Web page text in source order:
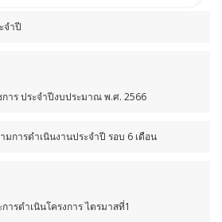
จำปี
ร ประจำปีงบประมาณ พ.ศ. 2566
การดำเนินงานประจำปี รอบ 6 เดือน
รดำเนินโครงการ ไตรมาสที่1